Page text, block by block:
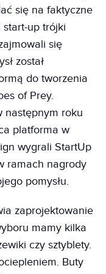
się na faktyczne
up trójki
się
został
do tworzenia
of Prey.
następnym roku
platforma w
wygrali StartUp
ramach nagrody
pomysłu.
zaprojektowanie
mamy kilka
czy sztyblety.
Buty